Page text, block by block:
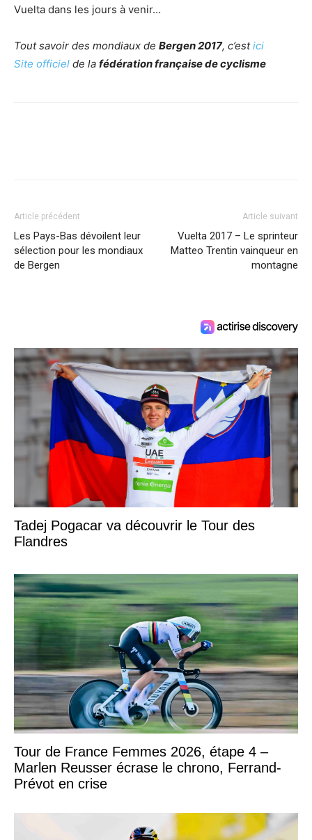
Vuelta dans les jours à venir…
Tout savoir des mondiaux de Bergen 2017, c’estici
Site officiel de la fédération française de cyclisme
Article précédent
Les Pays-Bas dévoilent leur
sélection pour les mondiaux
de Bergen
Article suivant
Vuelta 2017 – Le sprinteur
Matteo Trentin vainqueur en
montagne
Tadej Pogacar va découvrir le Tour des
Flandres
Tour de France Femmes 2026, étape 4 –
Marlen Reusser écrase le chrono, Ferrand-
Prévot en crise